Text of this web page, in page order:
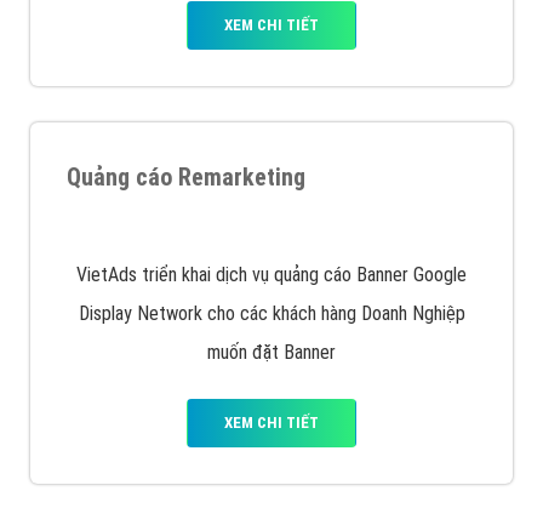
XEM CHI TIẾT
Quảng cáo Remarketing
VietAds triển khai dịch vụ quảng cáo Banner Google